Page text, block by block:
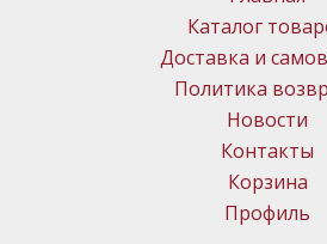
Каталог
Доставка и
Политика
Новости
Контакты
Корзина
Профиль